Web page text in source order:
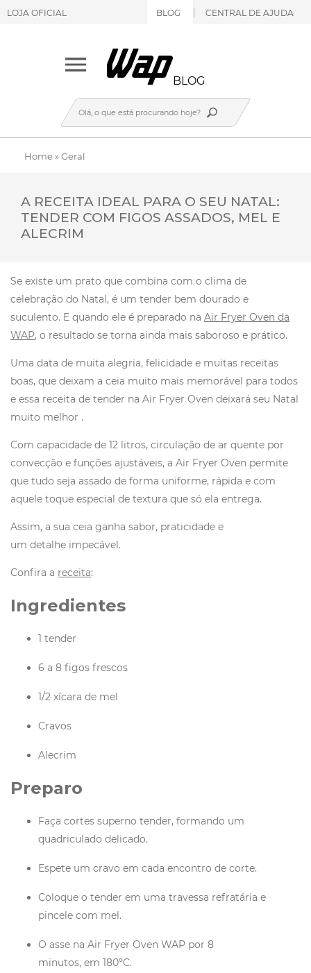
LOJA OFICIAL BLOG CENTRAL DE AJUDA
BLOG
Home»Geral
A RECEITA IDEAL PARA O SEU NATAL:
TENDER COM FIGOS ASSADOS, MEL E
ALECRIM
Se existe um prato que combina com o clima de
celebração do Natal, é um tender bem dourado e
suculento. E quando ele é preparado na Air Fryer Oven da
WAP, o resultado se torna ainda mais saboroso e prático.
Uma data de muita alegria, felicidade e muitas receitas
boas, que deixam a ceia muito mais memorável para todos
e essa receita de tender na Air Fryer Oven deixará seu Natal
muito melhor .
Com capacidade de 12 litros, circulação de ar quente por
convecção e funções ajustáveis, a Air Fryer Oven permite
que tudo seja assado de forma uniforme, rápida e com
aquele toque especial de textura que só ela entrega.
Assim, a sua ceia ganha sabor, praticidade e
um detalhe impecável.
Confira a receita:
Ingredientes
1 tender
6 a 8 figos frescos
1/2 xícara de mel
Cravos
Alecrim
Preparo
Faça cortes superno tender, formando um
quadriculado delicado.
Espete um cravo em cada encontro de corte.
Coloque o tender em uma travessa refratária e
pincele com mel.
O asse na Air Fryer Oven WAP por 8
minutos, em 180ºC.